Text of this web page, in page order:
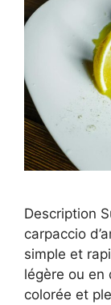
Description
carpaccio
simple et
légère ou
colorée et